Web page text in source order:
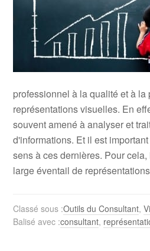
professionnel à la qualité et à la
représentations visuelles. En
souvent amené à analyser et
d'informations. Et il est
sens à ces dernières. Pour
large éventail de
Classé sous :Outils du Consultant,
Balisé avec :consultant,